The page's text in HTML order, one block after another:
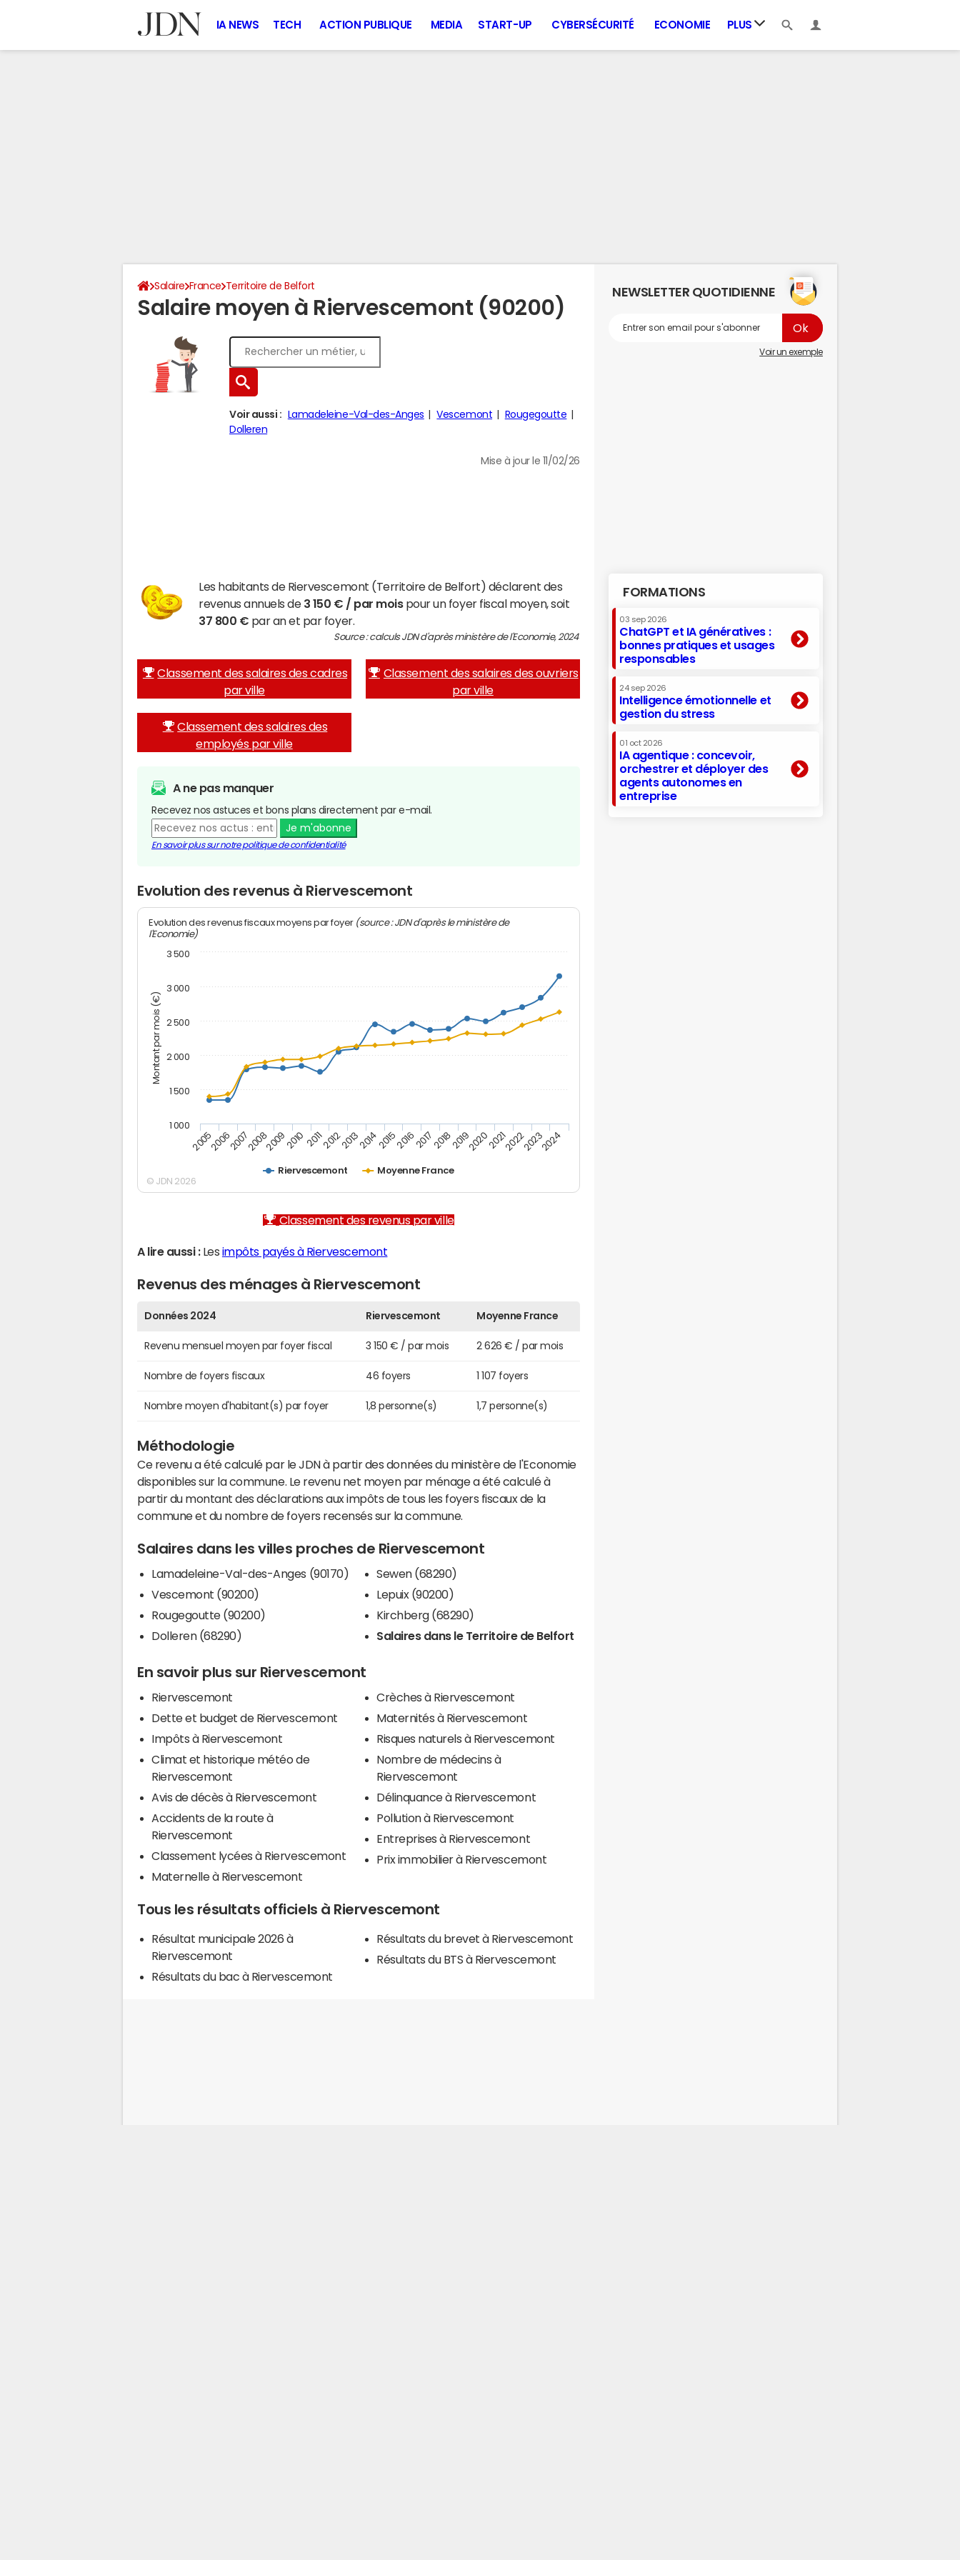
IA NEWS TECH ACTION PUBLIQUE MEDIA START-UP CYBERSÉCURITÉ ECONOMIE PLUS
Salaire France Territoire de Belfort
Salaire moyen à Riervescemont (90200)
Voir aussi : Lamadeleine-Val-des-Anges Vescemont
Rougegoutte
Dolleren
Mise à jour le 11/02/26
Les habitants de Riervescemont (Territoire de Belfort) déclarent des
revenus annuels de 3 150 € / par moispour un foyer fiscal moyen, soit
37 800 € par an et par foyer.
Source : calculs JDN d'après ministère de l'Economie, 2024
Classement des salaires des cadres
par ville
Classement des salaires des ouvriers
par ville
Classement des salaires des
employés par ville
A ne pas manquer
Recevez nos astuces et bons plans directement par e-mail.
Je m'abonne
En savoir plus sur notre politique de confidentialité
Evolution des revenus à Riervescemont
Montant par mois (€)
Evolution des revenus fiscaux moyens par foyer (source : JDN d'après le ministère de
l'Economie)
Riervescemont Moyenne France
200520062007200820092010 20112012201320142015201620172018201920202021202220232024
1 000
1 500
2 000
2 500
3 000
3 500
© JDN 2026
Classement des revenus par ville
A lire aussi :Les impôts payés à Riervescemont
Revenus des ménages à Riervescemont
Données 2024 Riervescemont Moyenne France
Revenu mensuel moyen par foyer fiscal 3 150 € / par mois 2 626 € / par mois
Nombre de foyers fiscaux 46 foyers 1 107 foyers
Nombre moyen d'habitant(s) par foyer 1,8 personne(s) 1,7 personne(s)
Méthodologie
Ce revenu a été calculé par le JDN à partir des données du ministère de l'Economie
disponibles sur la commune. Le revenu net moyen par ménage a été calculé à
partir du montant des déclarations aux impôts de tous les foyers fiscaux de la
commune et du nombre de foyers recensés sur la commune.
Salaires dans les villes proches de Riervescemont
Lamadeleine-Val-des-Anges (90170)
Vescemont (90200)
Rougegoutte (90200)
Dolleren (68290)
Sewen (68290)
Lepuix (90200)
Kirchberg (68290)
Salaires dans le Territoire de Belfort
En savoir plus sur Riervescemont
Riervescemont
Dette et budget de Riervescemont
Impôts à Riervescemont
Climat et historique météo de
Riervescemont
Avis de décès à Riervescemont
Accidents de la route à
Riervescemont
Classement lycées à Riervescemont
Maternelle à Riervescemont
Crèches à Riervescemont
Maternités à Riervescemont
Risques naturels à Riervescemont
Nombre de médecins à
Riervescemont
Délinquance à Riervescemont
Pollution à Riervescemont
Entreprises à Riervescemont
Prix immobilier à Riervescemont
Tous les résultats officiels à Riervescemont
Résultat municipale 2026 à
Riervescemont
Résultats du bac à Riervescemont
Résultats du brevet à Riervescemont
Résultats du BTS à Riervescemont
NEWSLETTER QUOTIDIENNE
Voir un exemple
FORMATIONS
03 sep 2026
ChatGPT et IA génératives :
bonnes pratiques et usages
responsables
24 sep 2026
Intelligence émotionnelle et
gestion du stress
01 oct 2026
IA agentique : concevoir,
orchestrer et déployer des
agents autonomes en
entreprise